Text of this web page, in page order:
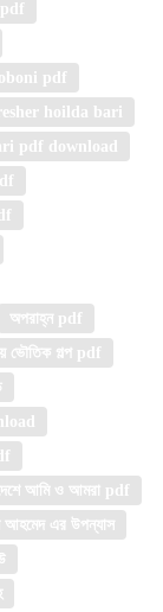
pdf
hoilda bari
pdf download
অপরাহ্ন pdf
ভৌতিক গল্প pdf
আমি ও আমরা pdf
আহমেদ এর উপন্যাস